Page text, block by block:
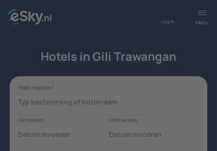
Menu
Log in
Hotels in Gili Trawangan